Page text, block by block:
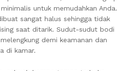
untuk memudahkan Anda.
sangat halus sehingga tidak
saat ditarik. Sudut-sudut bodi
demi keamanan dan
di kamar.